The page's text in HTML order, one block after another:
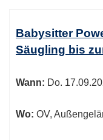
Tabellenüberschriften
können
sortiert
Babysitter
Säugling bis
Wann: Do.
Wo: OV,